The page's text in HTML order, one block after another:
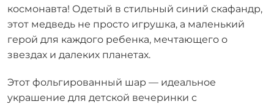
космонавта! Одетый в стильный синий скафандр,
этот медведь не просто игрушка, а маленький
герой для каждого ребенка, мечтающего о
звездах и далеких планетах.
Этот фольгированный шар — идеальное
украшение для детской вечеринки с